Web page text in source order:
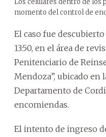
momento del control de
El caso fue
13:50, en el área de
Penitenciario de
Mendoza”, ubicado en
Departamento de
encomiendas.
El intento de ingreso